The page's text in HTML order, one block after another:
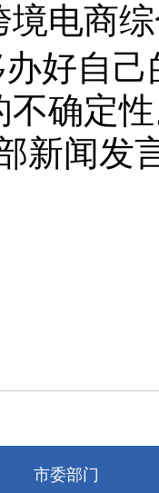
境电商
好自
不确定
新闻发
市委部门